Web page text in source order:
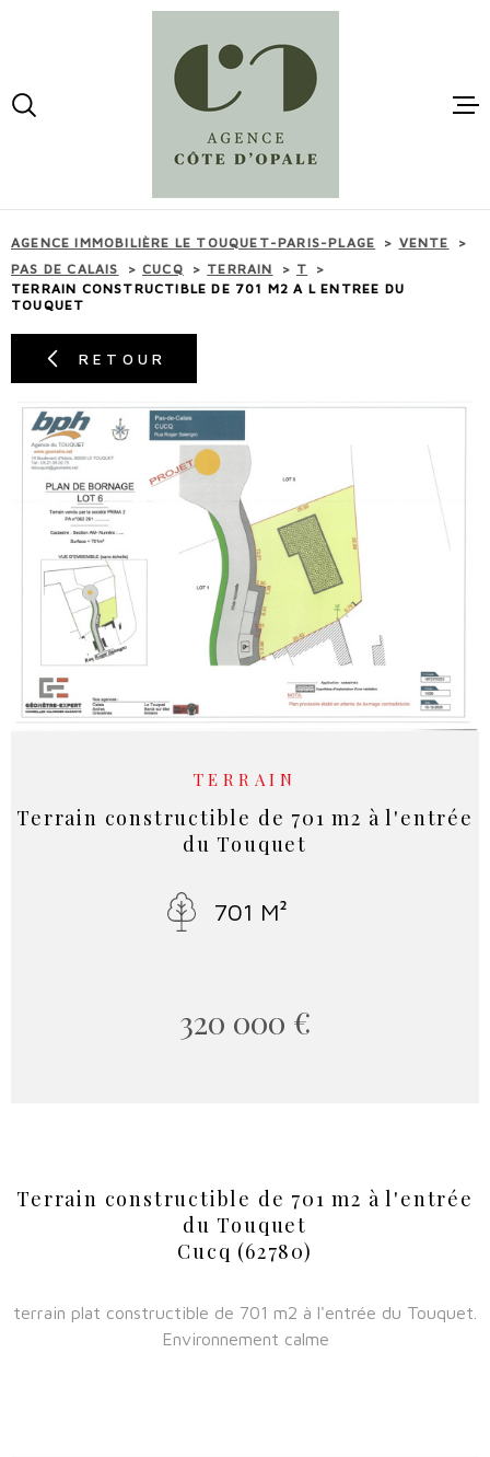
recherche
principal
VENTES
MAIL -
NOS
AGENCE IMMOBILIÈRE LE TOUQUET-PARIS-PLAGE
VENTE
PAS DE CALAIS
CUCQ TERRAIN
T
TERRAIN CONSTRUCTIBLE DE 701 M2 A L ENTREE DU
TOUQUET
RETOUR
TERRAIN
Terrain constructible de 701 m2 à l'entrée
du Touquet
701 M²
320 000 €
Terrain constructible de 701 m2 à l'entrée
du Touquet
Cucq (62780)
terrain plat constructible de 701 m2 à l'entrée du Touquet.
Environnement calme
RECHERCHE
D'OFFRE
ACHETER
TYPE
DE
BIEN
TYPE DE BIEN
BUDGET
RECHERCHER